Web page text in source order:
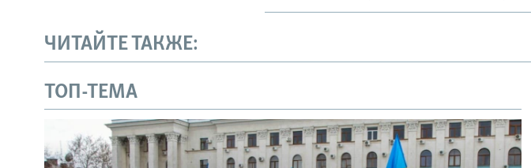
ЧИТАЙТЕ ТАКЖЕ:
ТОП-ТЕМА